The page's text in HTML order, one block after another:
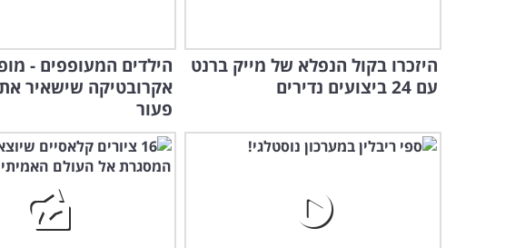
היזכרו בקול הנפלא של מייק ברנט
עם 24 ביצועים נדירים
הילדים המעופפים -
אקרובטיקה שישאיר
פעור